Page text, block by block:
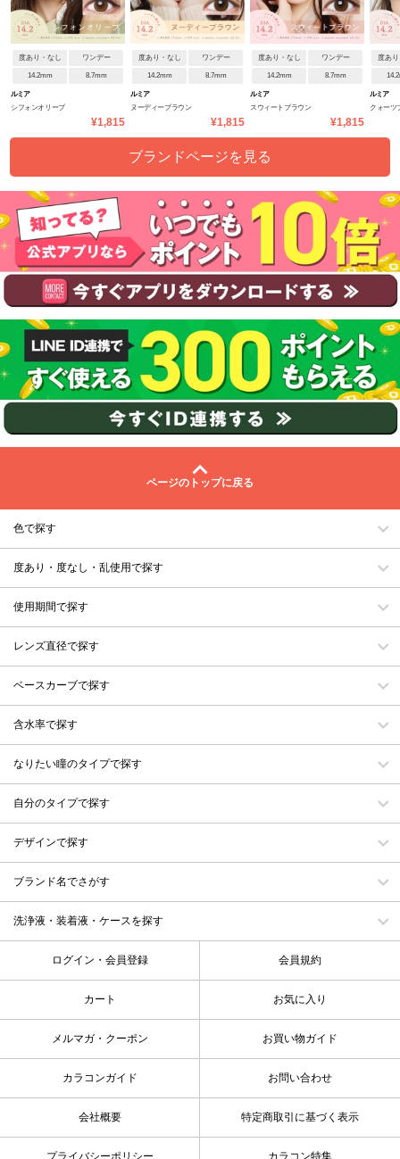
度あり・なし ワンデー
14.2mm 8.7mm
ルミア
シフォンオリーブ
¥1,815
度あり・なし ワンデー
14.2mm 8.7mm
ルミア
ヌーディーブラウン
¥1,815
度あり・なし ワンデー
14.2mm 8.7mm
ルミア
スウィートブラウン
¥1,815
度あ
ルミア
クォーツ
ブランドページを見る
ページのトップに戻る
色で探す
度あり・度なし・乱使用で探す
使用期間で探す
レンズ直径で探す
ベースカーブで探す
含水率で探す
なりたい瞳のタイプで探す
自分のタイプで探す
デザインで探す
ブランド名でさがす
洗浄液・装着液・ケースを探す
ログイン・会員登録 会員規約
カート お気に入り
メルマガ・クーポン お買い物ガイド
カラコンガイド お問い合わせ
会社概要 特定商取引に基づく表示